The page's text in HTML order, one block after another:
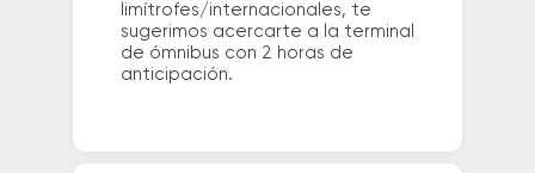
limítrofes/internacionales, te
sugerimos acercarte a la terminal
de ómnibus con 2 horas de
anticipación.